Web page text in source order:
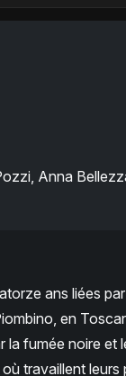
Anna
ans liées
en
la fumée noire et
travaillent leurs